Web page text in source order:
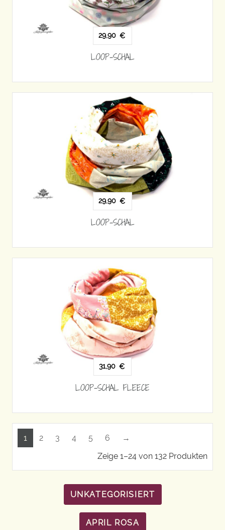
29,90 €
LOOP-SCHAL
29,90 €
LOOP-SCHAL
31,90 €
LOOP-SCHAL FLEECE
1 2 3 4 5 6
→
Zeige 1–24 von 132 Produkten
UNKATEGORISIERT
APRIL ROSA